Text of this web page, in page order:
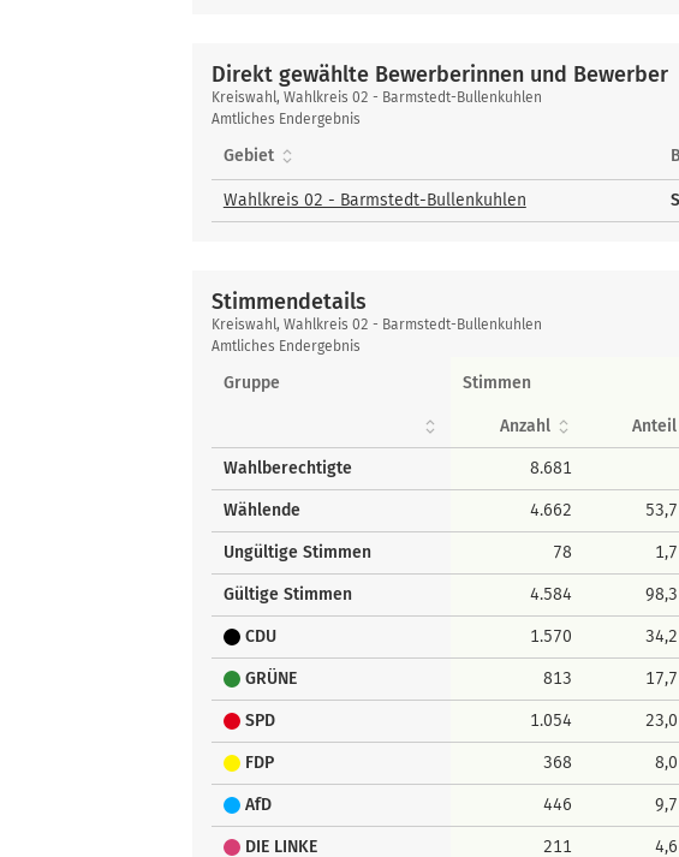
Direkt gewählte Bewerberinnen und Bewerber
Direkt
gewählte
Bewerberinnen
Bewerber
Kreiswahl, Wahlkreis 02 - Barmstedt-Bullenkuhlen
Amtliches Endergebnis
Gebiet
Wahlkreis 02 - Barmstedt-Bullenkuhlen
Stimmendetails
Stimmendetails
Kreiswahl, Wahlkreis 02 - Barmstedt-Bullenkuhlen
Amtliches Endergebnis
Gruppe Stimmen
Anzahl Anteil
Wahlberechtigte 8.681
Wählende 4.662
Ungültige Stimmen 78
Gültige Stimmen 4.584
CDU 1.570
GRÜNE 813
SPD 1.054
FDP 368
AfD 446
DIE LINKE 211